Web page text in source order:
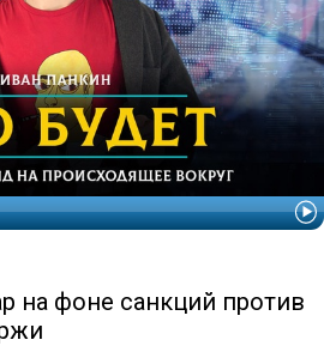
на фоне санкций против